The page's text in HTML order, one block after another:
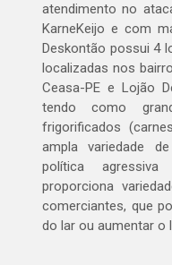
atendimento no
KarneKeijo e com
Deskontão possui 4
localizadas nos
Ceasa-PE e Lojão
tendo como
frigorificados
ampla variedade
política
proporciona
comerciantes, que
do lar ou aumentar o